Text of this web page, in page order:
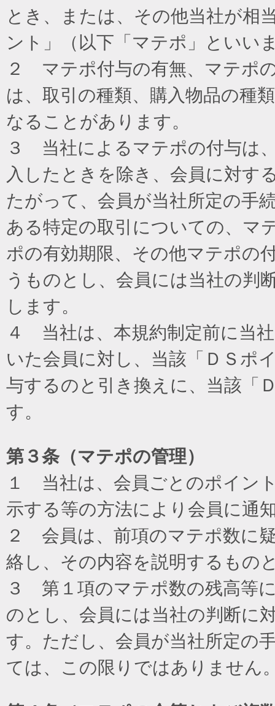
とき、または、その他当社が相
ント」（以下「マテポ」といい
２ マテポ付与の有無、マテポ
は、取引の種類、購入物品の種
なることがあります。
３ 当社によるマテポの付与は
入したときを除き、会員に対す
たがって、会員が当社所定の手
ある特定の取引についての、マ
ポの有効期限、その他マテポの
うものとし、会員には当社の判
します。
４ 当社は、本規約制定前に当
いた会員に対し、当該「ＤＳポ
与するのと引き換えに、当該「
す。
第３条（マテポの管理）
１ 当社は、会員ごとのポイン
示する等の方法により会員に通
２ 会員は、前項のマテポ数に
絡し、その内容を説明するもの
３ 第１項のマテポ数の残高等
のとし、会員には当社の判断に
す。ただし、会員が当社所定の
ては、この限りではありません